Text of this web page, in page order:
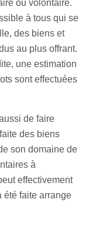
ou volontaire.
à tous qui se
des biens et
au plus offrant.
une estimation
sont effectuées
de faire
des biens
son domaine de
à
effectivement
été faite arrange